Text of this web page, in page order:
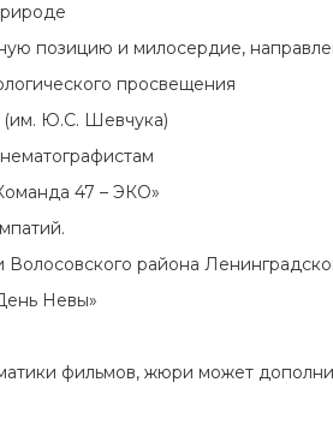
позицию и милосердие,
просвещения
(им. Ю.С. Шевчука)
47 – ЭКО»
района
Невы»
фильмов, жюри может